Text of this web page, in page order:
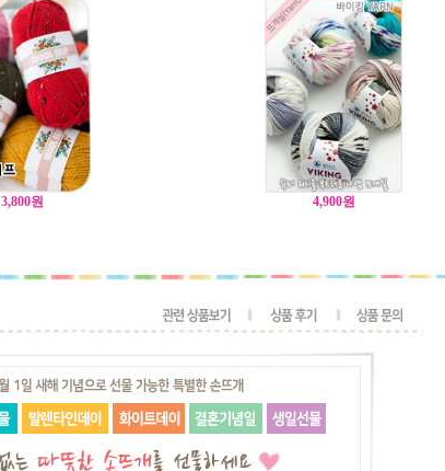
3,800원 4,900원